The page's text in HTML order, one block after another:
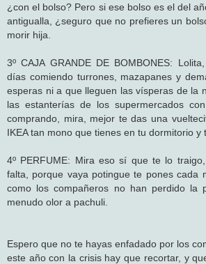
¿con el bolso? Pero si ese bolso es el del
antigualla, ¿seguro que no prefieres un
morir hija.
3º CAJA GRANDE DE BOMBONES:
días comiendo turrones, mazapanes y
esperas ni a que lleguen las vísperas de la
las estanterías de los supermercados
comprando, mira, mejor te das una
IKEA tan mono que tienes en tu dormitorio y
4º PERFUME: Mira eso sí que te lo
falta, porque vaya potingue te pones cada
como los compañeros no han perdido la
menudo olor a pachuli.
Espero que no te hayas enfadado por los
este año con la crisis hay que recortar, y